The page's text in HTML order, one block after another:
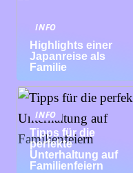
INFO
Highlights einer
Japanreise als
Familie
INFO
Tipps für die
perfekte
Unterhaltung auf
Familienfeiern